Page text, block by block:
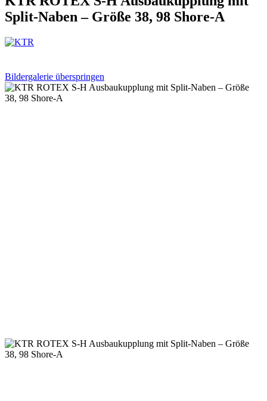
Split-Naben – Größe 38, 98 Shore-A
Bildergalerie überspringen